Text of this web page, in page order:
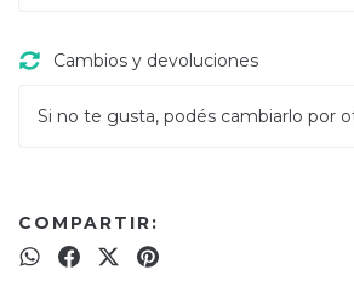
Cambios y devoluciones
Si no te gusta, podés cambiarlo por
COMPARTIR: